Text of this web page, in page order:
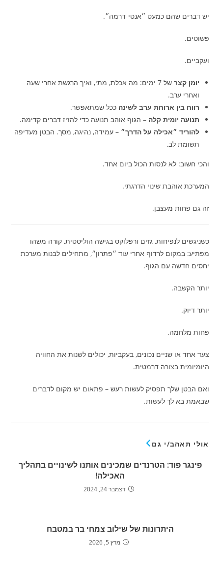
יש דברים שהם כמעט ״אנטי-דרמה״.
פשוטים.
ועקביים.
יומן קצר
של 7 ימים: מה אכלת, מתי, ואיך הרגשת אחרי שעה
ואחרי ערב.
רווח בין ארוחת ערב לשינה ככל שמתאפשר.
תנועה יומית קלה – הגוף אוהב תנועה כדי להזיז דברים קדימה.
להוריד ״אכילה על הדרך״ – עמידה, נהיגה, מסך. הבטן מעדיפה
תשומת לב.
והכי חשוב: לא לנסות הכול ביום אחד.
המערכת אוהבת שינוי הדרגתי.
זה גם פחות מעצבן.
כשניגשים לנפיחות, גזים ורפלוקס בגישה הוליסטית, קורה משהו
מפתיע: במקום לרדוף אחרי עוד ״פתרון״, מתחילים לבנות מערכת
יחסים חדשה עם הגוף.
יותר הקשבה.
יותר דיוק.
פחות מלחמה.
צעד אחד או שניים נכונים, בעקביות, יכולים לשנות את החוויה
היומיומית בצורה דרמטית.
ואם הבטן שלך תפסיק לעשות רעש – פתאום יש מקום לדברים
שבאמת בא לך לעשות.
אולי תאהב/י גם
פינגר פוד: הטרנדים שמכינים אותנו לשינויים בתהליך
האכילה!
דצמבר 24, 2024
היתרונות של שילוב צמחי בר במטבח
מרץ 5, 2026